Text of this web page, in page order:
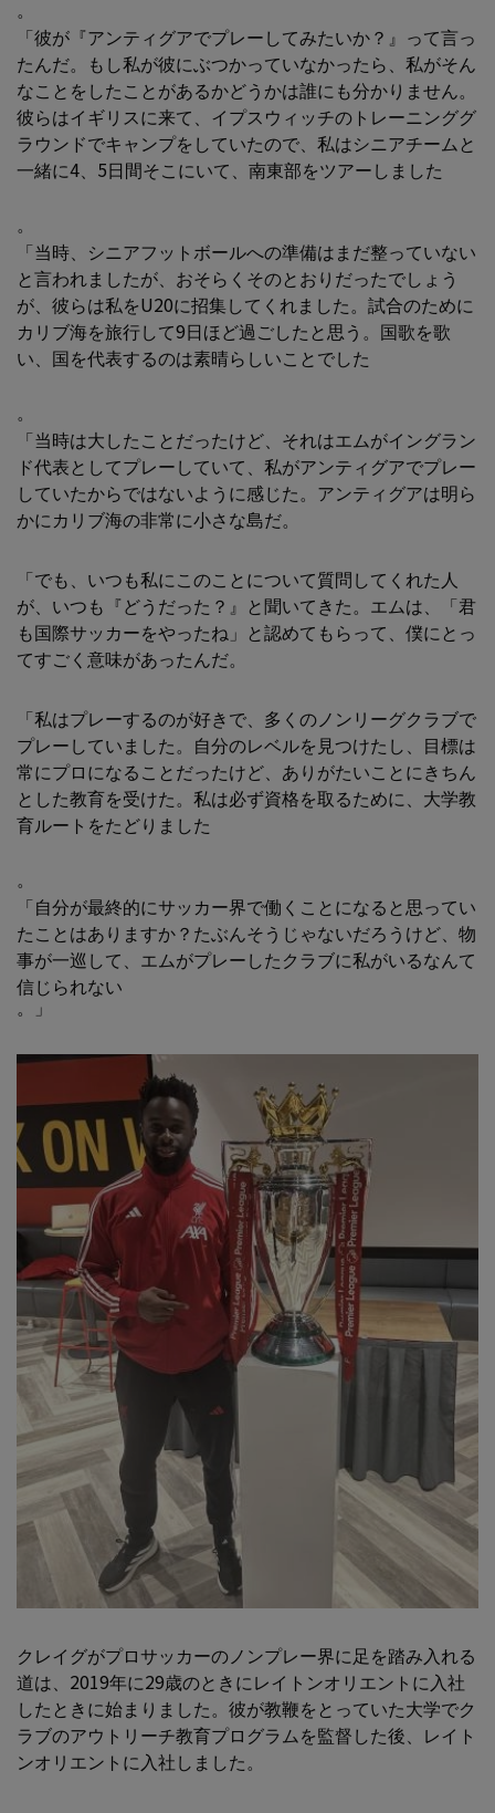
。
「彼が『アンティグアでプレーしてみたいか？』って言っ
たんだ。もし私が彼にぶつかっていなかったら、私がそん
なことをしたことがあるかどうかは誰にも分かりません。
彼らはイギリスに来て、イプスウィッチのトレーニンググ
ラウンドでキャンプをしていたので、私はシニアチームと
一緒に4、5日間そこにいて、南東部をツアーしました
。
「当時、シニアフットボールへの準備はまだ整っていない
と言われましたが、おそらくそのとおりだったでしょう
が、彼らは私をU20に招集してくれました。試合のために
カリブ海を旅行して9日ほど過ごしたと思う。国歌を歌
い、国を代表するのは素晴らしいことでした
。
「当時は大したことだったけど、それはエムがイングラン
ド代表としてプレーしていて、私がアンティグアでプレー
していたからではないように感じた。アンティグアは明ら
かにカリブ海の非常に小さな島だ。
「でも、いつも私にこのことについて質問してくれた人
が、いつも『どうだった？』と聞いてきた。エムは、「君
も国際サッカーをやったね」と認めてもらって、僕にとっ
てすごく意味があったんだ。
「私はプレーするのが好きで、多くのノンリーグクラブで
プレーしていました。自分のレベルを見つけたし、目標は
常にプロになることだったけど、ありがたいことにきちん
とした教育を受けた。私は必ず資格を取るために、大学教
育ルートをたどりました
。
「自分が最終的にサッカー界で働くことになると思ってい
たことはありますか？たぶんそうじゃないだろうけど、物
事が一巡して、エムがプレーしたクラブに私がいるなんて
信じられない
。」
クレイグがプロサッカーのノンプレー界に足を踏み入れる
道は、2019年に29歳のときにレイトンオリエントに入社
したときに始まりました。彼が教鞭をとっていた大学でク
ラブのアウトリーチ教育プログラムを監督した後、レイト
ンオリエントに入社しました。